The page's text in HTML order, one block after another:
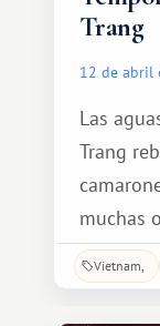
Trang
12 de abril
Las
Trang
muchas
de dos
caña o
Vietnam